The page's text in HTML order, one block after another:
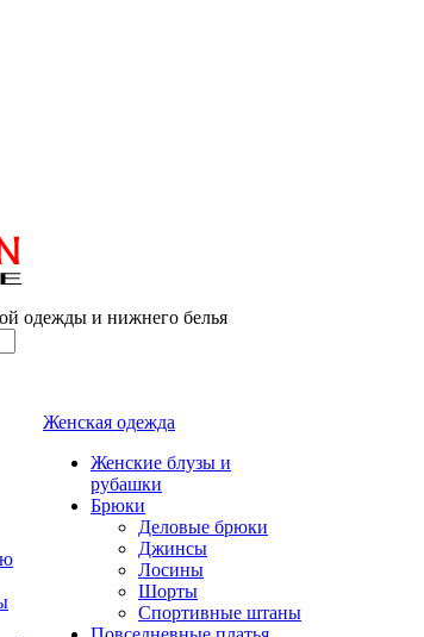
одежды и нижнего белья
Женская одежда
Женские блузы и
рубашки
Брюки
Деловые брюки
Джинсы
Лосины
Шорты
Спортивные штаны